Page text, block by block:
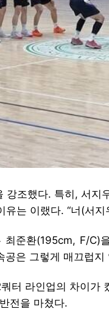
강조했다. 특히, 서
유는 이랬다. “너(서
최준환(195cm, F/C)
공은 그렇게 매끄럽
터 라인업의 차이가
전을 마쳤다.